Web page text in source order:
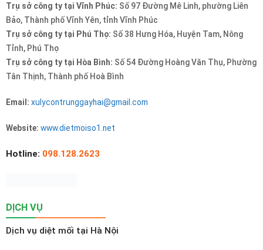
Trụ sở công ty tại Vĩnh Phúc: Số 97 Đường Mê Linh, phường Liên
Bảo, Thành phố Vĩnh Yên, tỉnh Vĩnh Phúc
Trụ sở công ty tại Phú Thọ: Số 38 Hưng Hóa, Huyện Tam, Nông
Tỉnh, Phú Thọ
Trụ sở công ty tại Hòa Bình: Số 54 Đường Hoàng Văn Thụ, Phường
Tân Thịnh, Thành phố Hoà Bình
Email: xulycontrunggayhai@gmail.com
Website: www.dietmoiso1.net
Hotline: 098.128.2623
DỊCH VỤ
Dịch vụ diệt mối tại Hà Nội